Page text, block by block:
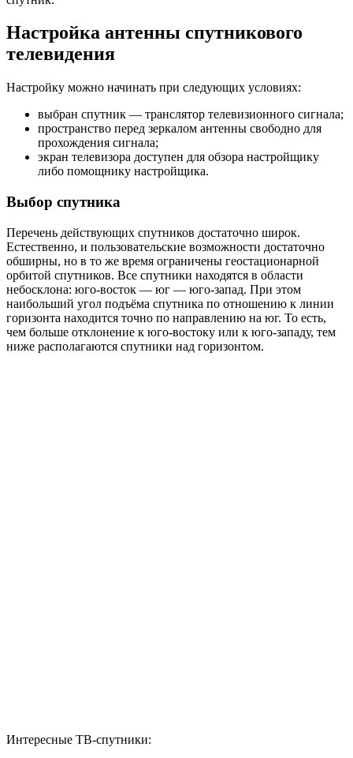
Настройка антенны спутникового
телевидения
Настройку можно начинать при следующих условиях:
выбран спутник — транслятор телевизионного сигнала;
пространство перед зеркалом антенны свободно для
прохождения сигнала;
экран телевизора доступен для обзора настройщику
либо помощнику настройщика.
Выбор спутника
Перечень действующих спутников достаточно широк.
Естественно, и пользовательские возможности достаточно
обширны, но в то же время ограничены геостационарной
орбитой спутников. Все спутники находятся в области
небосклона: юго-восток — юг — юго-запад. При этом
наибольший угол подъёма спутника по отношению к линии
горизонта находится точно по направлению на юг. То есть,
чем больше отклонение к юго-востоку или к юго-западу, тем
ниже располагаются спутники над горизонтом.
Интересные ТВ-спутники: